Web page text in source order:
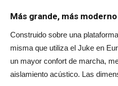
Más grande, más moderno
Construido sobre una
misma que utiliza el Juke en
un mayor confort de marcha,
aislamiento acústico. Las